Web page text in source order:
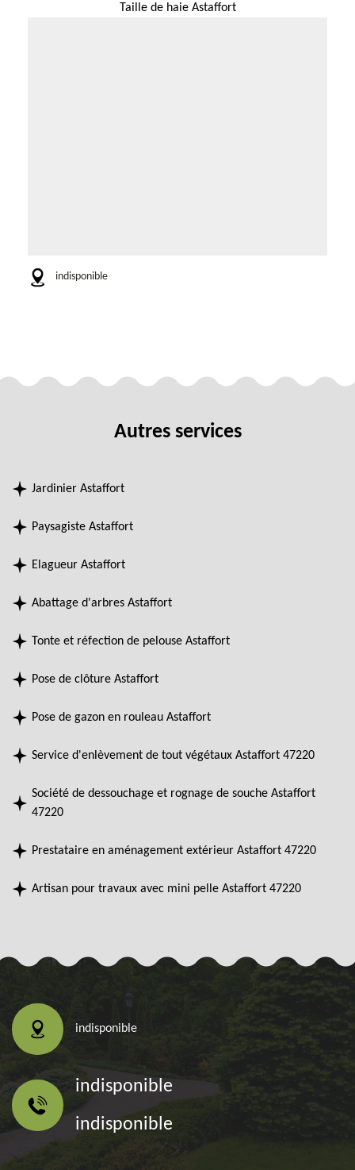
Taille de haie Astaffort
indisponible
Autres services
Jardinier Astaffort
Paysagiste Astaffort
Elagueur Astaffort
Abattage d'arbres Astaffort
Tonte et réfection de pelouse Astaffort
Pose de clôture Astaffort
Pose de gazon en rouleau Astaffort
Service d'enlèvement de tout végétaux Astaffort 47220
Société de dessouchage et rognage de souche Astaffort
47220
Prestataire en aménagement extérieur Astaffort 47220
Artisan pour travaux avec mini pelle Astaffort 47220
indisponible
indisponible
indisponible